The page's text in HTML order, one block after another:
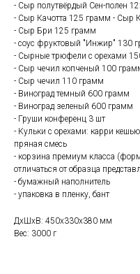
- Сыр полутвёрдый Сен-полен
- Сыр Качотта 125 грамм - Сыр
- Сыр Бри 125 грамм
- соус фруктовый "Инжир" 130
- Сырные трюфели с орехами
- Сыр чечил копченый 100
- Сыр чечил 110 грамм
- Виноград темный 600 грамм
- Виноград зеленый 600 грамм
- Груши конференц 3 шт
- Кульки с орехами: карри
пряная смесь
- корзина премиум класса
отличаться от образца
- бумажный наполнитель
- упаковка в пленку, бант
ДxШxВ: 450x330x380 мм
Вес: 3000 г